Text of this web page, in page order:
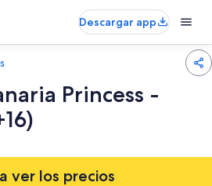
Descargar app
Princess -
ver los precios